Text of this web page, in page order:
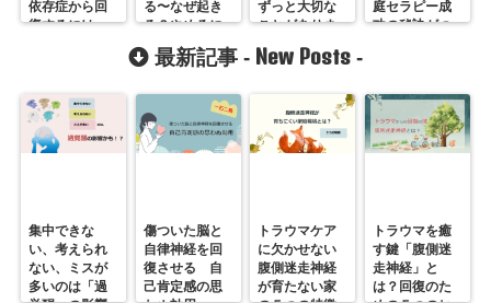
依存症から回
復するには
る〜なぜ起き
る？やめるに
は？
ずっと大切な
ことがありま
す
庭セラピー成
功の秘訣がつ
最新記事 - New Posts -
集中できな
い、考えられ
ない、ミスが
多いのは「過
傷ついた脳と
自律神経を回
復させる 自
己肯定感の思
トラウマケア
に欠かせない
腹側迷走神経
が育たない家
トラウマを癒
す鍵「腹側迷
走神経」と
は？回復のた